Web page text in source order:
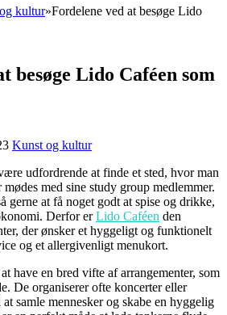
kultur»Fordelene ved at besøge Lido
besøge Lido Caféen som
Kunst og kultur
udfordrende at finde et sted, hvor man
med sine study group medlemmer.
gerne at få noget godt at spise og drikke,
Derfor erLido Caféen den
der ønsker et hyggeligt og funktionelt
og et allergivenligt menukort.
have en bred vifte af arrangementer, som
De organiserer ofte koncerter eller
samle mennesker og skabe en hyggelig